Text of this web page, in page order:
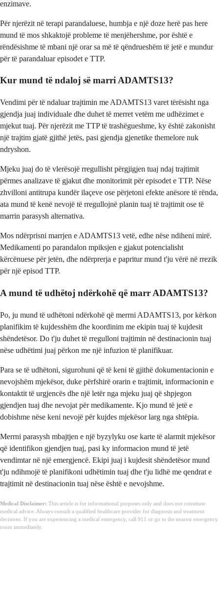
enzimave.
Për njerëzit në terapi parandaluese, humbja e një doze herë pas here
mund të mos shkaktojë probleme të menjëhershme, por është e
rëndësishme të mbani një orar sa më të qëndrueshëm të jetë e mundur
për të parandaluar episodet e TTP.
Kur mund të ndaloj së marri ADAMTS13?
Vendimi për të ndaluar trajtimin me ADAMTS13 varet tërësisht nga
gjendja juaj individuale dhe duhet të merret vetëm me udhëzimet e
mjekut tuaj. Për njerëzit me TTP të trashëgueshme, ky është zakonisht
një trajtim gjatë gjithë jetës, pasi gjendja gjenetike themelore nuk
ndryshon.
Mjeku juaj do të vlerësojë rregullisht përgjigjen tuaj ndaj trajtimit
përmes analizave të gjakut dhe monitorimit për episodet e TTP. Nëse
zhvilloni antitrupa kundër ilaçeve ose përjetoni efekte anësore të rënda,
ata mund të kenë nevojë të rregullojnë planin tuaj të trajtimit ose të
marrin parasysh alternativa.
Mos ndërprisni marrjen e ADAMTS13 vetë, edhe nëse ndiheni mirë.
Medikamenti po parandalon mpiksjen e gjakut potencialisht
kërcënuese për jetën, dhe ndërprerja e papritur mund t'ju vërë në rrezik
për një episod TTP.
A mund të udhëtoj ndërkohë që marr ADAMTS13?
Po, ju mund të udhëtoni ndërkohë që merrni ADAMTS13, por kërkon
planifikim të kujdesshëm dhe koordinim me ekipin tuaj të kujdesit
shëndetësor. Do t'ju duhet të rregulloni trajtimin në destinacionin tuaj
nëse udhëtimi juaj përkon me një infuzion të planifikuar.
Para se të udhëtoni, sigurohuni që të keni të gjithë dokumentacionin e
nevojshëm mjekësor, duke përfshirë orarin e trajtimit, informacionin e
kontaktit të urgjencës dhe një letër nga mjeku juaj që shpjegon
gjendjen tuaj dhe nevojat për medikamente. Kjo mund të jetë e
dobishme nëse keni nevojë për kujdes mjekësor larg nga shtëpia.
Merrni parasysh mbajtjen e një byzylyku ose karte të alarmit mjekësor
që identifikon gjendjen tuaj, pasi ky informacion mund të jetë
vendimtar në një emergjencë. Ekipi juaj i kujdesit shëndetësor mund
t'ju ndihmojë të planifikoni udhëtimin tuaj dhe t'ju lidhë me qendrat e
trajtimit në destinacionin tuaj nëse është e nevojshme.
Medical Disclaimer: This article is for informational purposes only and does not constitute
medical advice. Always consult a qualified healthcare provider for diagnosis and treatment
decisions. If you are experiencing a medical emergency, call 911 or go to the nearest emergency
room immediately.